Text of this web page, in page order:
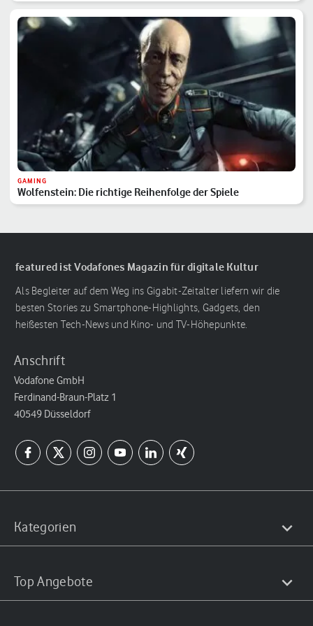
GAMING
Wolfenstein: Die richtige Reihenfolge der Spiele
featured ist Vodafones Magazin für digitale Kultur
Als Begleiter auf dem Weg ins Gigabit-Zeitalter liefern wir die
besten Stories zu Smartphone-Highlights, Gadgets, den
heißesten Tech-News und Kino- und TV-Höhepunkte.
Anschrift
Vodafone GmbH
Ferdinand-Braun-Platz 1
40549 Düsseldorf
Kategorien
Top Angebote